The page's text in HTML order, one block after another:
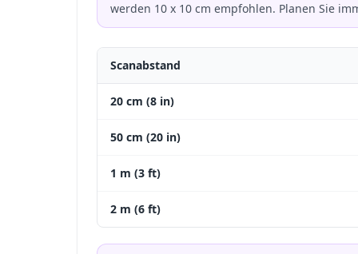
werden 10 x 10 cm empfohlen. Planen Sie
Scanabstand
20 cm (8 in)
50 cm (20 in)
1 m (3 ft)
2 m (6 ft)